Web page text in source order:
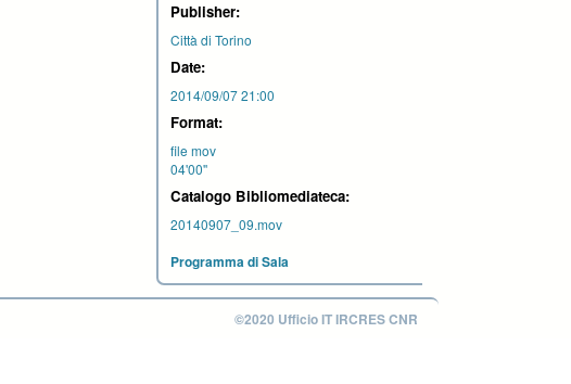
Publisher:
Città di Torino
Date:
2014/09/07 21:00
Format:
file mov
04'00''
Catalogo Bibliomediateca:
20140907_09.mov
Programma di Sala
©2020 Ufficio IT IRCRES CNR